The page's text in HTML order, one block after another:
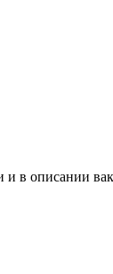
и в описании